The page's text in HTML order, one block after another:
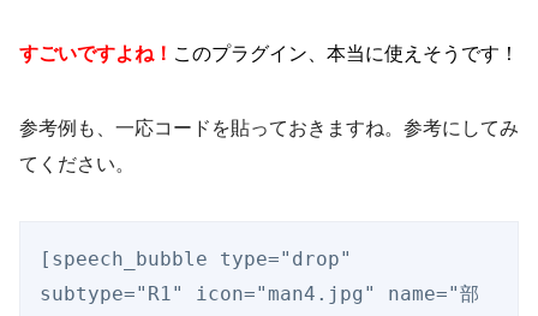
すごいですよね！ このプラグイン、本当に使えそうです！
参考例も、一応コードを貼っておきますね。参考にしてみ
てください。
[speech_bubble type="drop"
subtype="R1" icon="man4.jpg" name="部